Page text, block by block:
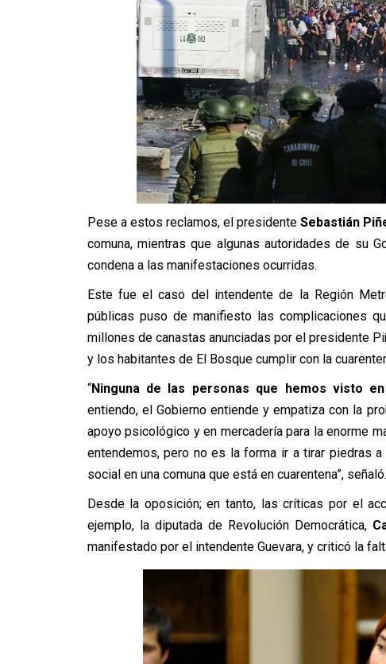
Pese a estos reclamos, el presidente Sebastián
comuna, mientras que algunas autoridades de su
condena a las manifestaciones ocurridas.
Este fue el caso del intendente de la Región
públicas puso de manifiesto las complicaciones
millones de canastas anunciadas por el presidente
y los habitantes de El Bosque cumplir con la
“Ninguna de las personas que hemos visto
entiendo, el Gobierno entiende y empatiza con la
apoyo psicológico y en mercadería para la enorme
entendemos, pero no es la forma ir a tirar piedras
social en una comuna que está en cuarentena”, señaló.
Desde la oposición; en tanto, las críticas por el
ejemplo, la diputada de Revolución Democrática,
manifestado por el intendente Guevara, y criticó la